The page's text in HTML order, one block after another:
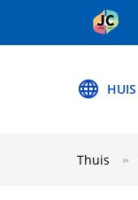
HUIS
Thuis